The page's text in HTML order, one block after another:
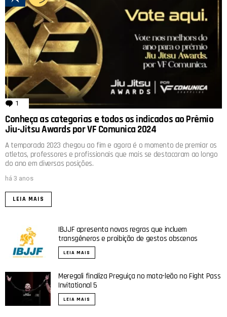
1 comentário
Conheça as categorias e todos os indicados ao Prêmio
Jiu-Jitsu Awards por VF Comunica 2024
A temporada 2023 chegou ao fim e agora é o momento de premiar os
atletas, professores e profissionais que mais se destacaram ao longo
do ano em diversas posições.
há 3 anos
LEIA MAIS
IBJJF apresenta novas regras que incluem
transgêneros e proibição de gestos obscenos
LEIA MAIS
Meregali finaliza Preguiça no mata-leão no Fight Pass
Invitational 5
LEIA MAIS